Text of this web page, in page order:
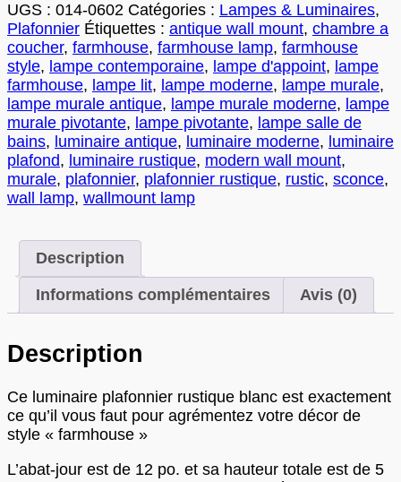
|
A1C03
UGS : 014-0602 Catégories : Lampes & Luminaires,
Plafonnier Étiquettes : antique wall mount, chambre a
coucher, farmhouse, farmhouse lamp, farmhouse
style, lampe contemporaine, lampe d'appoint, lampe
farmhouse, lampe lit, lampe moderne, lampe murale,
lampe murale antique, lampe murale moderne, lampe
murale pivotante, lampe pivotante, lampe salle de
bains, luminaire antique, luminaire moderne, luminaire
plafond, luminaire rustique, modern wall mount,
murale, plafonnier, plafonnier rustique, rustic, sconce,
wall lamp, wallmount lamp
Description
Informations complémentaires Avis (0)
Description
Ce luminaire plafonnier rustique blanc est exactement
ce qu’il vous faut pour agrémentez votre décor de
style « farmhouse »
L’abat-jour est de 12 po. et sa hauteur totale est de 5